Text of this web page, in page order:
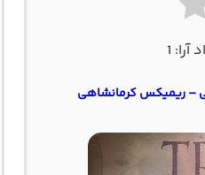
1
– ریمیکس کرمانشاهی